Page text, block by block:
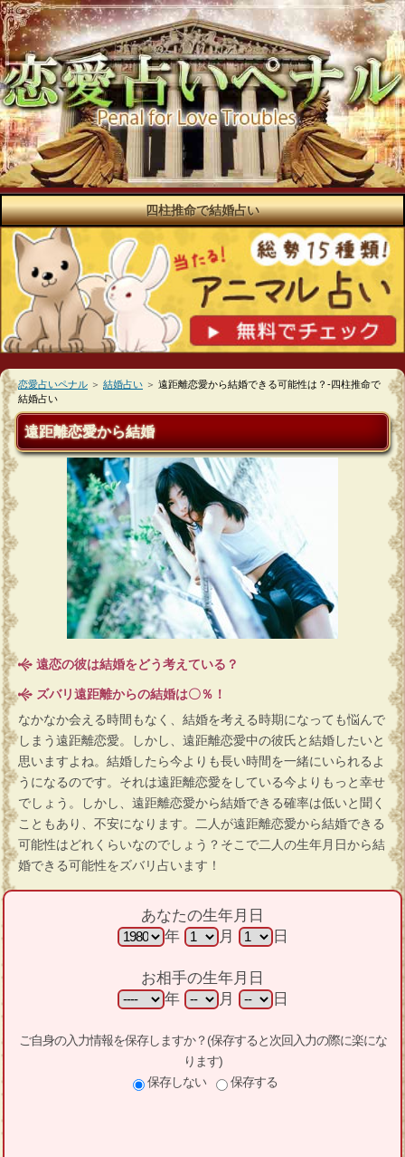
四柱推命で結婚占い
恋愛占いペナル ＞ 結婚占い ＞ 遠距離恋愛から結婚できる可能性は？-四柱推命で
結婚占い
遠距離恋愛から結婚
遠恋の彼は結婚をどう考えている？
ズバリ遠距離からの結婚は〇％！
なかなか会える時間もなく、結婚を考える時期になっても悩んで
しまう遠距離恋愛。しかし、遠距離恋愛中の彼氏と結婚したいと
思いますよね。結婚したら今よりも長い時間を一緒にいられるよ
うになるのです。それは遠距離恋愛をしている今よりもっと幸せ
でしょう。しかし、遠距離恋愛から結婚できる確率は低いと聞く
こともあり、不安になります。二人が遠距離恋愛から結婚できる
可能性はどれくらいなのでしょう？そこで二人の生年月日から結
婚できる可能性をズバリ占います！
あなたの生年月日
年
月 日
お相手の生年月日
年
月 日
ご自身の入力情報を保存しますか？(保存すると次回入力の際に楽にな
ります)
保存しない
保存する